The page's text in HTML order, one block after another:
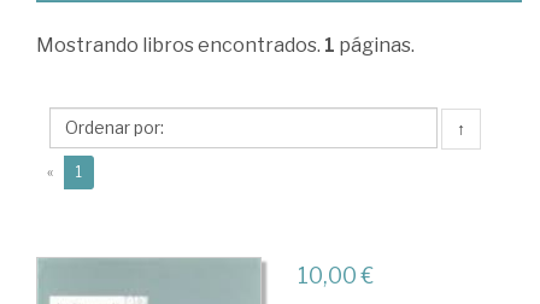
Ballesteros
Mostrando libros encontrados. 1 páginas.
↑
« 1
10,00 €